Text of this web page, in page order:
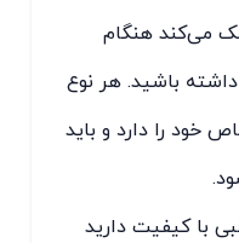
می‌کند هنگام
باشید. هر نوع
خود را دارد و باید
با کیفیت دارید